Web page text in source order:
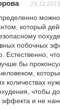
можно
который
побочных
Естественно,
бы
количествах
чтобы
и не